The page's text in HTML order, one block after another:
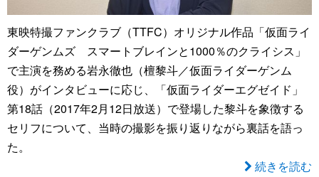
東映特撮ファンクラブ（TTFC）オリジナル作品「仮面ライ
ダーゲンムズ スマートブレインと1000％のクライシス」
で主演を務める岩永徹也（檀黎斗／仮面ライダーゲンム
役）がインタビューに応じ、「仮面ライダーエグゼイド」
第18話（2017年2月12日放送）で登場した黎斗を象徴する
セリフについて、当時の撮影を振り返りながら裏話を語っ
た。
続きを読む